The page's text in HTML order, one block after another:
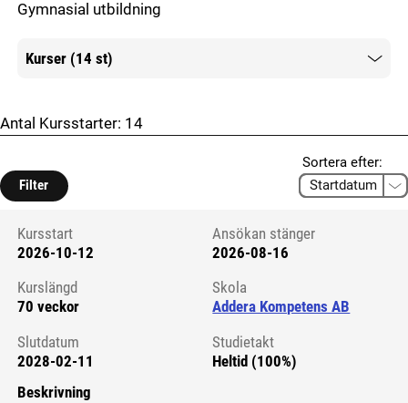
Gymnasial utbildning
Kurser (14 st)
Mer information
Antal Kursstarter: 14
Filter
Sortera efter:
Kursstart 6154142
Kursstart
2026-10-12
Ansökan stänger
2026-08-16
Kurslängd
70 veckor
Skola
Addera Kompetens AB
Slutdatum
2028-02-11
Studietakt
Heltid (100%)
Beskrivning